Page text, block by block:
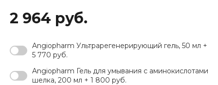
2 964 руб.
Angiopharm Ультрарегенерирующий гель, 50 мл +
5 770 руб.
Angiopharm Гель для умывания с аминокислотами
шелка, 200 мл + 1 800 руб.